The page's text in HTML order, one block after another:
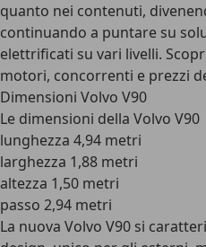
quanto nei contenuti,
continuando a puntare su
elettrificati su vari livelli.
motori, concorrenti e prezzi
Dimensioni Volvo V90
Le dimensioni della Volvo V90
lunghezza 4,94 metri
larghezza 1,88 metri
altezza 1,50 metri
passo 2,94 metri
La nuova Volvo V90 si